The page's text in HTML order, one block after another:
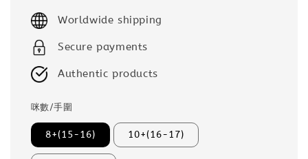
price
Worldwide shipping
Secure payments
Authentic products
咪數/手圍
8+(15-16) 10+(16-17)